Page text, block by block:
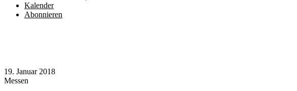
Kalender
Abonnieren
19. Januar 2018
Messen